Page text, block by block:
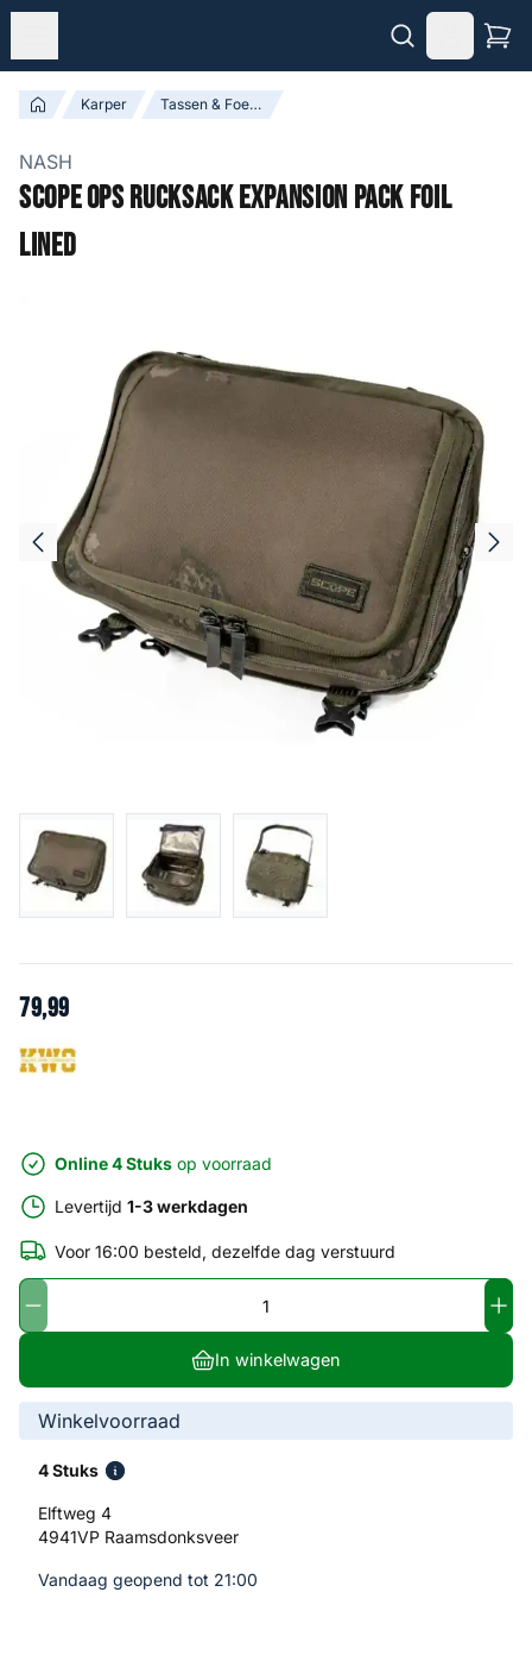
Karper Tassen & Foedralen
NASH
Scope OPS Rucksack Expansion Pack Foil
Lined
79,99
Online 4 Stuks op voorraad
Levertijd 1-3 werkdagen
Voor 16:00 besteld, dezelfde dag verstuurd
In winkelwagen
Winkelvoorraad
4 Stuks
Elftweg 4
4941VP Raamsdonksveer
Vandaag geopend tot 21:00